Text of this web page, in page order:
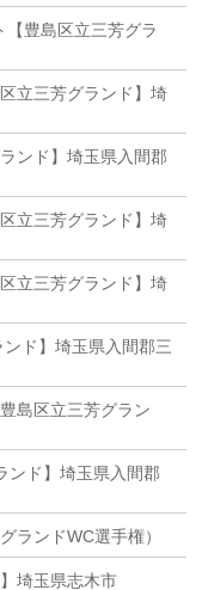
豊島区立三芳グラ
立三芳グランド】埼
ンド】埼玉県入間郡
立三芳グランド】埼
立三芳グランド】埼
ド】埼玉県入間郡三
島区立三芳グラン
ンド】埼玉県入間郡
ランドWC選手権）
埼玉県志木市